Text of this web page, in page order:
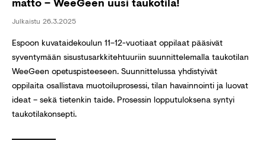
Julkaistu 26.3.2025
Espoon kuvataidekoulun 11–12-vuotiaat oppilaat pääsivät
syventymään sisustusarkkitehtuuriin suunnittelemalla taukotilan
WeeGeen opetuspisteeseen. Suunnittelussa yhdistyivät
oppilaita osallistava muotoiluprosessi, tilan havainnointi ja luovat
ideat – sekä tietenkin taide. Prosessin lopputuloksena syntyi
taukotilakonsepti.